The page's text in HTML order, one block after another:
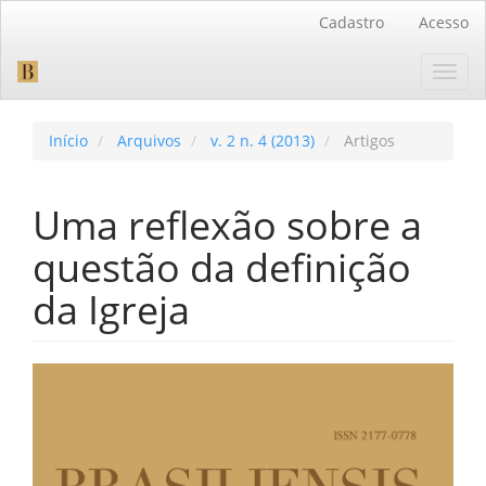
Barra
Cadastro Acesso
Início Arquivos v. 2 n. 4 (2013) Artigos
Uma reflexão sobre a
questão da definição
da Igreja